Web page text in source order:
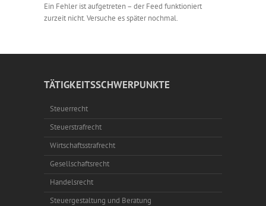
Ein Fehler ist aufgetreten – der Feed funktioniert
zurzeit nicht. Versuche es später nochmal.
TÄTIGKEITSSCHWERPUNKTE
Steuerrecht
Steuerstrafrecht
Wirtschaftsstrafrecht
Gesellschaftsrecht
Handelsrecht
Steuergestaltung und Beratung